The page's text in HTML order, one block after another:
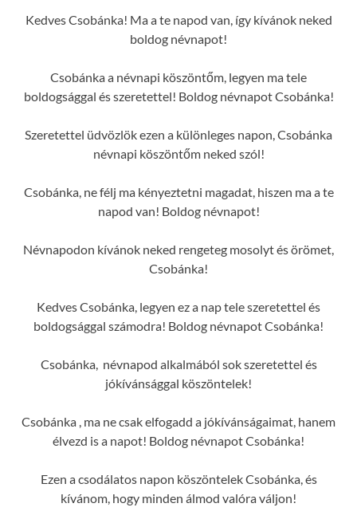
Kedves Csobánka! Ma a te napod van, így kívánok neked
boldog névnapot!
Csobánka a névnapi köszöntőm, legyen ma tele
boldogsággal és szeretettel! Boldog névnapot Csobánka!
Szeretettel üdvözlök ezen a különleges napon, Csobánka
névnapi köszöntőm neked szól!
Csobánka, ne félj ma kényeztetni magadat, hiszen ma a te
napod van! Boldog névnapot!
Névnapodon kívánok neked rengeteg mosolyt és örömet,
Csobánka!
Kedves Csobánka, legyen ez a nap tele szeretettel és
boldogsággal számodra! Boldog névnapot Csobánka!
Csobánka, névnapod alkalmából sok szeretettel és
jókívánsággal köszöntelek!
Csobánka , ma ne csak elfogadd a jókívánságaimat, hanem
élvezd is a napot! Boldog névnapot Csobánka!
Ezen a csodálatos napon köszöntelek Csobánka, és
kívánom, hogy minden álmod valóra váljon!